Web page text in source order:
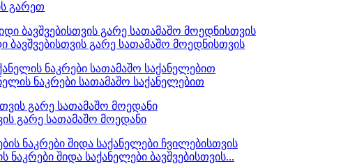
გარეთ
ბავშვებისთვის გარე სათამაშო მოედნისთვის
ნაკრები სათამაშო საქანელებით
გარე სათამაშო მოედანი
ნაკრები შიდა საქანელები ბავშვებისთვის...